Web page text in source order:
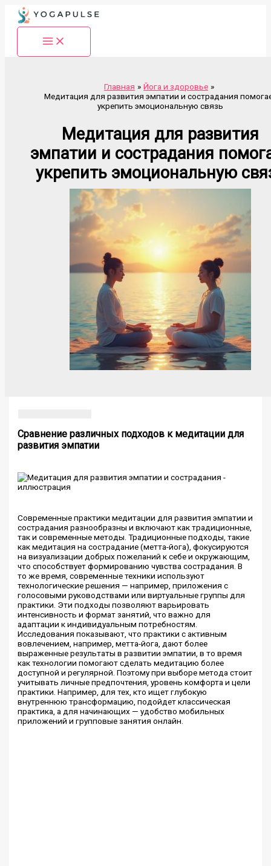
Перейти
содержимому
Главная
Йога и здоровье
Медитация для развития эмпатии и сострадания
укрепить эмоциональную связь
Медитация для развития
эмпатии и сострадания
укрепить эмоциональную
Сравнение различных подходов к медитации для
развития эмпатии
Современные практики медитации для развития эмпатии и
сострадания разнообразны и включают как традиционные,
так и современные методы. Традиционные подходы, такие
как медитация на сострадание (метта-йога), фокусируются
на визуализации добрых пожеланий к себе и окружающим,
что способствует формированию чувства сострадания. В
то же время, современные техники используют
технологические решения — например, приложения с
голосовыми руководствами или виртуальные группы для
практики. Эти подходы позволяют варьировать
интенсивность и формат занятий, что важно для
адаптации к индивидуальным потребностям.
Исследования показывают, что практики с активным
вовлечением, например, метта-йога, дают более
выраженные результаты в развитии эмпатии, в то время
как технологии помогают сделать медитацию более
доступной и регулярной. Поэтому при выборе метода стоит
учитывать личные предпочтения, уровень комфорта и цели
практики. Например, для тех, кто ищет глубокую
внутреннюю трансформацию, подойдет классическая
практика, а для начинающих — удобство мобильных
приложений и групповые занятия онлайн.